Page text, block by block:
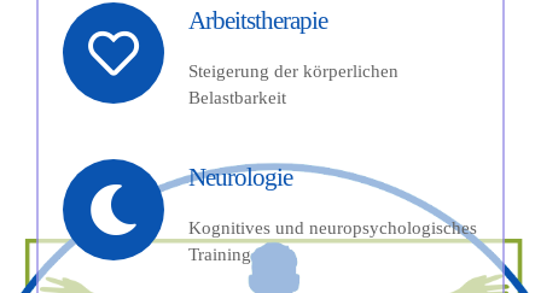
Arbeitstherapie
Steigerung der körperlichen
Belastbarkeit
Neurologie
Kognitives und neuropsychologisches
Training